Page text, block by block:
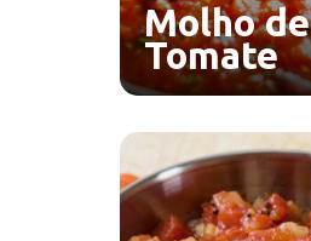
Molho de
Tomate